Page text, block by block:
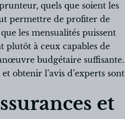
quels que soient les
permettre de profiter de
les mensualités puissent
plutôt à ceux capables de
budgétaire suffisante.
obtenir l’avis d’experts sont
et